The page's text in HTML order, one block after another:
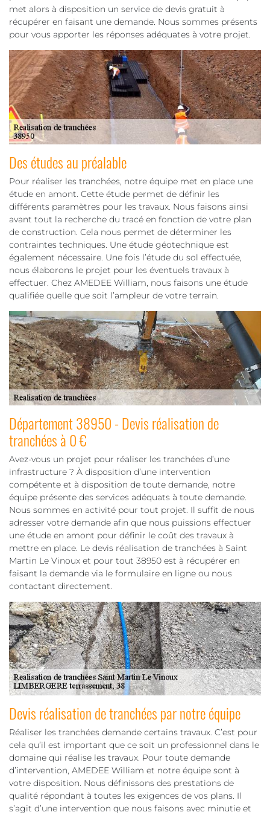
met alors à disposition un service de devis gratuit à
récupérer en faisant une demande. Nous sommes présents
pour vous apporter les réponses adéquates à votre projet.
Des études au préalable
Pour réaliser les tranchées, notre équipe met en place une
étude en amont. Cette étude permet de définir les
différents paramètres pour les travaux. Nous faisons ainsi
avant tout la recherche du tracé en fonction de votre plan
de construction. Cela nous permet de déterminer les
contraintes techniques. Une étude géotechnique est
également nécessaire. Une fois l’étude du sol effectuée,
nous élaborons le projet pour les éventuels travaux à
effectuer. Chez AMEDEE William, nous faisons une étude
qualifiée quelle que soit l’ampleur de votre terrain.
Département 38950 - Devis réalisation de
tranchées à 0 €
Avez-vous un projet pour réaliser les tranchées d’une
infrastructure ? À disposition d’une intervention
compétente et à disposition de toute demande, notre
équipe présente des services adéquats à toute demande.
Nous sommes en activité pour tout projet. Il suffit de nous
adresser votre demande afin que nous puissions effectuer
une étude en amont pour définir le coût des travaux à
mettre en place. Le devis réalisation de tranchées à Saint
Martin Le Vinoux et pour tout 38950 est à récupérer en
faisant la demande via le formulaire en ligne ou nous
contactant directement.
Devis réalisation de tranchées par notre équipe
Réaliser les tranchées demande certains travaux. C’est pour
cela qu’il est important que ce soit un professionnel dans le
domaine qui réalise les travaux. Pour toute demande
d’intervention, AMEDEE William et notre équipe sont à
votre disposition. Nous définissons des prestations de
qualité répondant à toutes les exigences de vos plans. Il
s’agit d’une intervention que nous faisons avec minutie et